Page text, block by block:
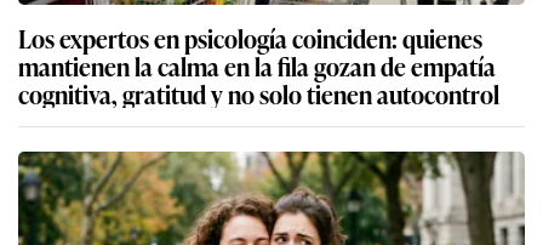
Los expertos en psicología coinciden: quienes
mantienen la calma en la fila gozan de empatía
cognitiva, gratitud y no solo tienen autocontrol